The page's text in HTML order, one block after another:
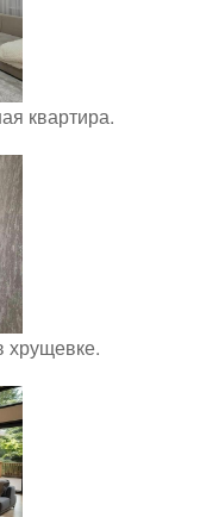
квартира.
хрущевке.